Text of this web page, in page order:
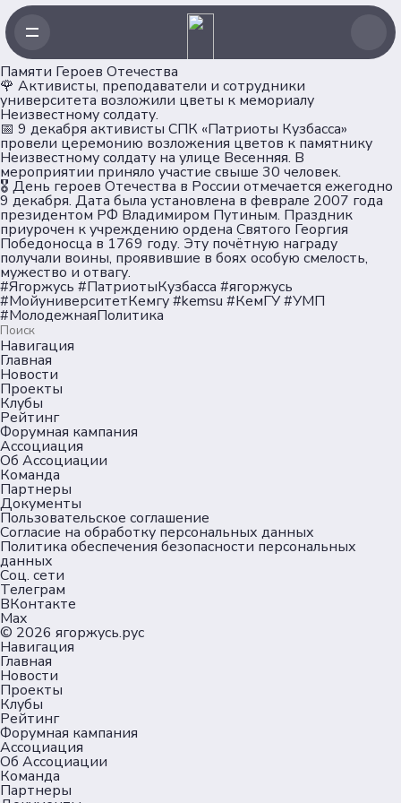
Памяти Героев Отечества
🌹 Активисты, преподаватели и сотрудники
университета возложили цветы к мемориалу
Неизвестному солдату.
📅 9 декабря активисты СПК «Патриоты Кузбасса»
провели церемонию возложения цветов к памятнику
Неизвестному солдату на улице Весенняя. В
мероприятии приняло участие свыше 30 человек.
🎖 День героев Отечества в России отмечается ежегодно
9 декабря. Дата была установлена в феврале 2007 года
президентом РФ Владимиром Путиным. Праздник
приурочен к учреждению ордена Святого Георгия
Победоносца в 1769 году. Эту почётную награду
получали воины, проявившие в боях особую смелость,
мужество и отвагу.
#Ягоржусь #ПатриотыКузбасса #ягоржусь
#МойуниверситетКемгу #kemsu #КемГУ #УМП
#МолодежнаяПолитика
Навигация
Главная
Новости
Проекты
Клубы
Рейтинг
Форумная кампания
Ассоциация
Об Ассоциации
Команда
Партнеры
Документы
Пользовательское соглашение
Согласие на обработку персональных данных
Политика обеспечения безопасности персональных
данных
Соц. сети
Телеграм
ВКонтакте
Max
© 2026 ягоржусь.рус
Навигация
Главная
Новости
Проекты
Клубы
Рейтинг
Форумная кампания
Ассоциация
Об Ассоциации
Команда
Партнеры